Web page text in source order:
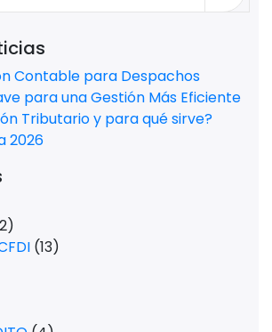
Contable para Despachos
para una Gestión Más Eficiente
Tributario y para qué sirve?
2026
(13)